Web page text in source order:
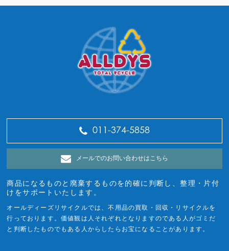
011-374-5858
メールでのお問い合わせはこちら
商品になるものと廃棄するものを的確に判断し、整理・片付
けをサポートいたします。
オールディーズリサイクルでは、不用品の買取・回収・リサイクルを
行っております。価値観は人それぞれとなりますのである人がゴミだ
と判断したものでもある人からしたらお宝になることがあります。